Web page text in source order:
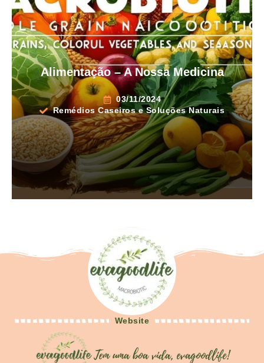
Alimentação – A Nossa Medicina
03/11/2024
Remédios Caseiros e Soluções Naturais
Website